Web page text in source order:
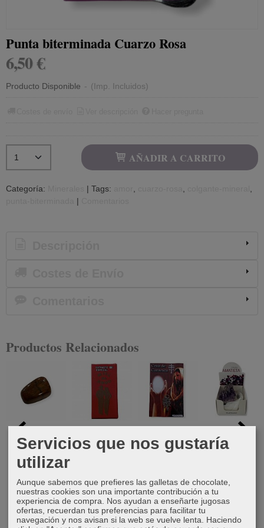
Punta biterminada Cuarzo Rosa
6,50 €
Producto Disponible - (Imp. Incluidos)
AÑADIR A CARRITO
Categoría: | Tags:
|
Productos Relacionados
rodado
Jaspe rojo
especial miel
de amor
Caravaca
grande
Amatista
Servicios que nos gustaría
utilizar
Aunque sabemos que prefieres las galletas de chocolate,
nuestras cookies son una importante contribución a tu
experiencia de compra. Nos ayudan a enseñarte jugosas
ofertas, recuerdan tus preferencias para facilitar tu
navegación y nos avisan si la web se vuelve lenta. Haciendo